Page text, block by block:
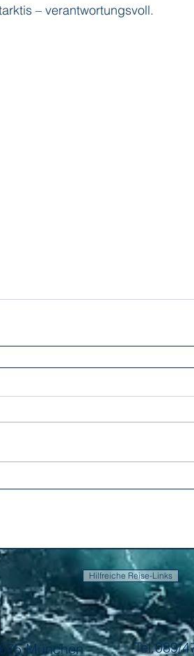
– verantwortungsvoll.
Hilfreiche Reise-Links
München Tel.089/